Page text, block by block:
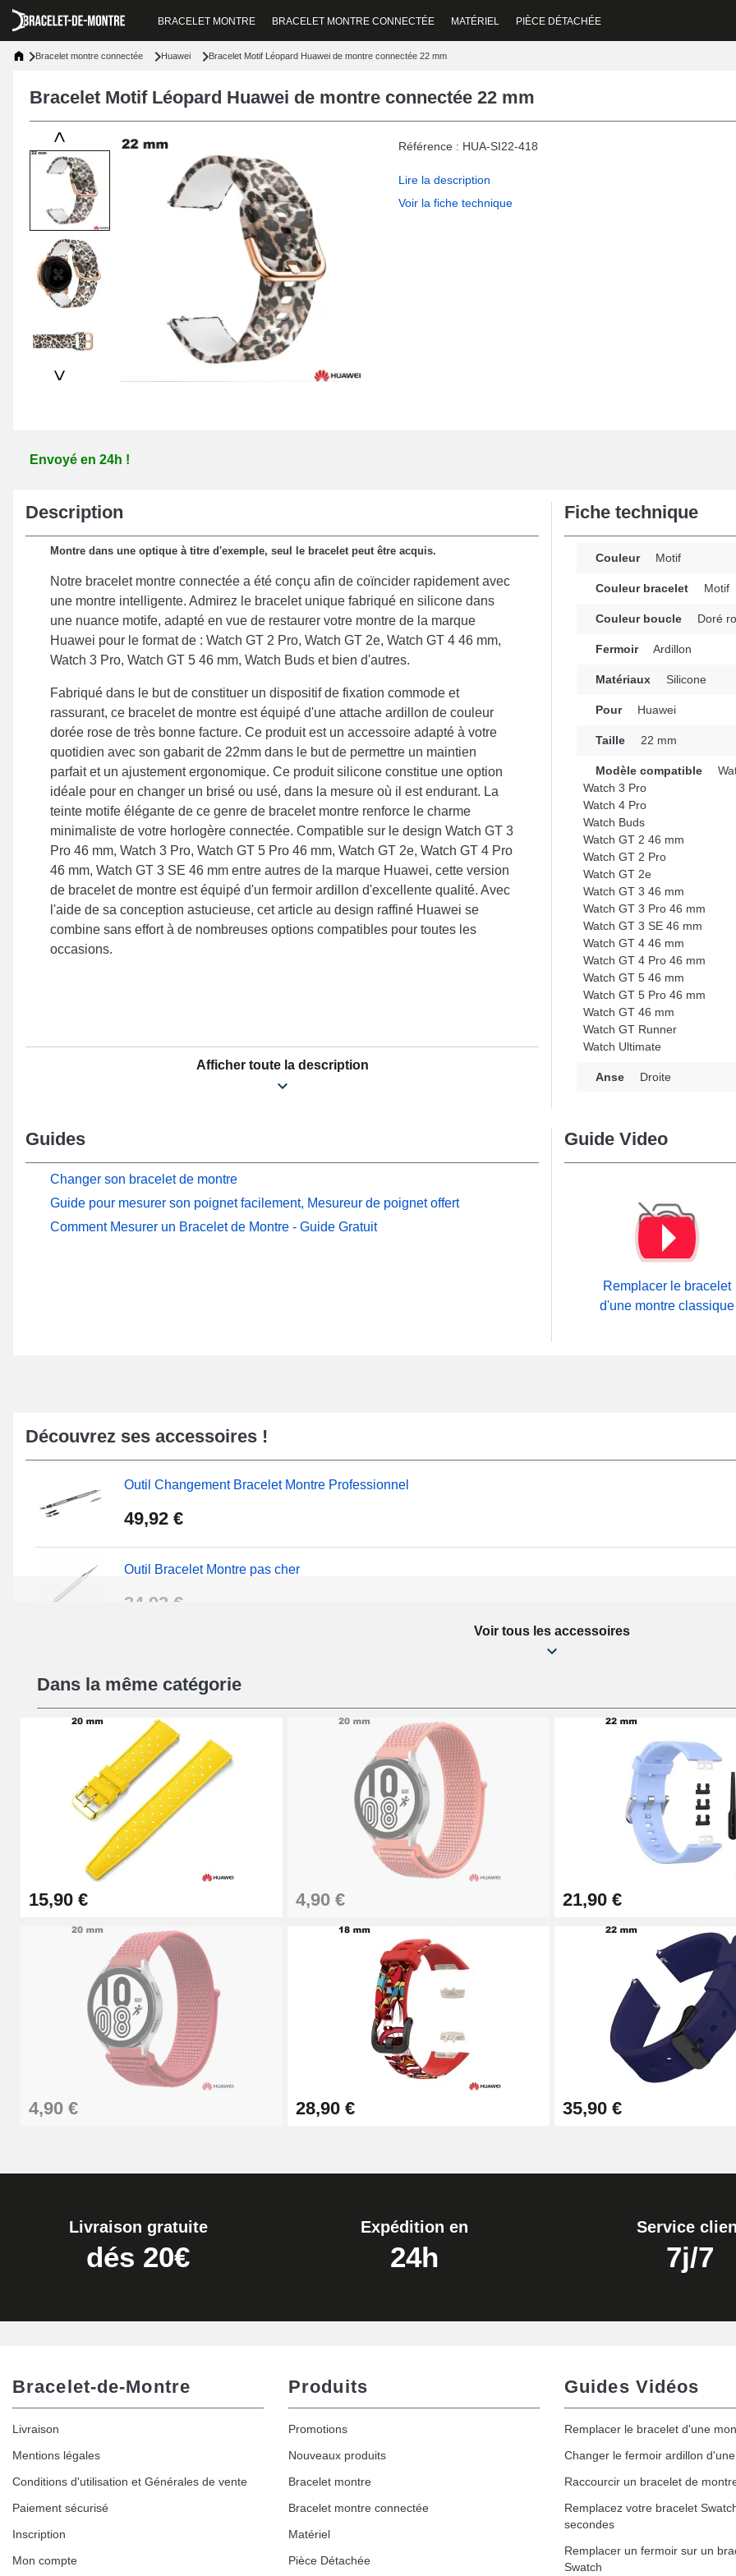
BRACELET MONTRE BRACELET MONTRE CONNECTÉE MATÉRIEL PIÈCE DÉTACHÉE
Bracelet montre connectée Huawei Bracelet Motif Léopard Huawei de montre connectée 22 mm
Bracelet Motif Léopard Huawei de montre connectée 22 mm
<
>
Référence : HUA-SI22-418
Lire la description
Voir la fiche technique
Envoyé en 24h !
Description
Montre dans une optique à titre d'exemple, seul le bracelet peut être acquis.
Notre bracelet montre connectée a été conçu afin de coïncider rapidement avec
une montre intelligente. Admirez le bracelet unique fabriqué en silicone dans
une nuance motife, adapté en vue de restaurer votre montre de la marque
Huawei pour le format de : Watch GT 2 Pro, Watch GT 2e, Watch GT 4 46 mm,
Watch 3 Pro, Watch GT 5 46 mm, Watch Buds et bien d'autres.
Fabriqué dans le but de constituer un dispositif de fixation commode et
rassurant, ce bracelet de montre est équipé d'une attache ardillon de couleur
dorée rose de très bonne facture. Ce produit est un accessoire adapté à votre
quotidien avec son gabarit de 22mm dans le but de permettre un maintien
parfait et un ajustement ergonomique. Ce produit silicone constitue une option
idéale pour en changer un brisé ou usé, dans la mesure où il est endurant. La
teinte motife élégante de ce genre de bracelet montre renforce le charme
minimaliste de votre horlogère connectée. Compatible sur le design Watch GT 3
Pro 46 mm, Watch 3 Pro, Watch GT 5 Pro 46 mm, Watch GT 2e, Watch GT 4 Pro
46 mm, Watch GT 3 SE 46 mm entre autres de la marque Huawei, cette version
de bracelet de montre est équipé d'un fermoir ardillon d'excellente qualité. Avec
l'aide de sa conception astucieuse, cet article au design raffiné Huawei se
combine sans effort à de nombreuses options compatibles pour toutes les
occasions.
Afficher toute la description
Fiche technique
Couleur Motif
Couleur bracelet Motif
Couleur boucle Doré
Fermoir Ardillon
Matériaux Silicone
Pour Huawei
Taille 22 mm
Modèle compatible
Watch 3 Pro
Watch 4 Pro
Watch Buds
Watch GT 2 46 mm
Watch GT 2 Pro
Watch GT 2e
Watch GT 3 46 mm
Watch GT 3 Pro 46 mm
Watch GT 3 SE 46 mm
Watch GT 4 46 mm
Watch GT 4 Pro 46 mm
Watch GT 5 46 mm
Watch GT 5 Pro 46 mm
Watch GT 46 mm
Watch GT Runner
Watch Ultimate
Anse Droite
Guides
Changer son bracelet de montre
Guide pour mesurer son poignet facilement, Mesureur de poignet offert
Comment Mesurer un Bracelet de Montre - Guide Gratuit
Guide Video
Remplacer le bracelet
d'une montre classique
Découvrez ses accessoires !
Outil Changement Bracelet Montre Professionnel
49,92 €
Outil Bracelet Montre pas cher
34,92 €
16,90 €
Pied à Coulisse Numérique
9,90 €
Kit Horlogerie Débutant
26,90 €
Boîte Pompe Bracelet Montre - Diamètre 1,50 mm - 8 à 25 mm
14,08 €
Boîte Pompe pour Bracelet Montre - Diamètre 1,80 mm - 8 à 25 mm
19,90 €
Extracteur de Bracelet de Montre Facile
Voir tous les accessoires
Dans la même catégorie
15,90 € 4,90 € 21,90 €
4,90 € 28,90 € 35,90 €
Livraison gratuite
dés 20€
Expédition en
24h
Service
7j/7
Bracelet-de-Montre
Livraison
Mentions légales
Conditions d'utilisation et Générales de vente
Paiement sécurisé
Inscription
Mon compte
Produits
Promotions
Nouveaux produits
Bracelet montre
Bracelet montre connectée
Matériel
Pièce Détachée
Guides Vidéos
Remplacer le bracelet d'une
Changer le fermoir ardillon
Raccourcir un bracelet de
Remplacez votre bracelet
secondes
Remplacer un fermoir sur un
Swatch